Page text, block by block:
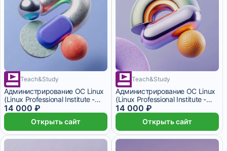
1 месяцTeach&Study
Администрирование ОС Linux
(Linux Professional Institute -
level 1)
14 000 ₽
Открыть сайт
1 месяцTeach&Study
Администрирование ОС Linux
(Linux Professional Institute -
level 2)
14 000 ₽
Открыть сайт